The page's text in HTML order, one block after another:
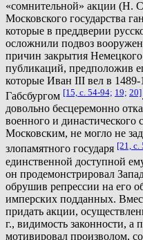
«сомнительной» акции (Н.
Московского государства
которые в преддверии
осложнили подвоз
причин закрытия
публикаций, предположив
которые Иван III вел в
Габсбургом [15, с. 54-94; 19; 20]
довольно бесцеремонно
военного и династического
Московским, не могло не
злопамятного государя [21, с.
единственной доступной
он продемонстрировал
обрушив репрессии на его
имперских подданных.
придать акции,
г., видимость законности, а
мотивировал произволом,